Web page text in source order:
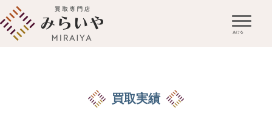
買取実績